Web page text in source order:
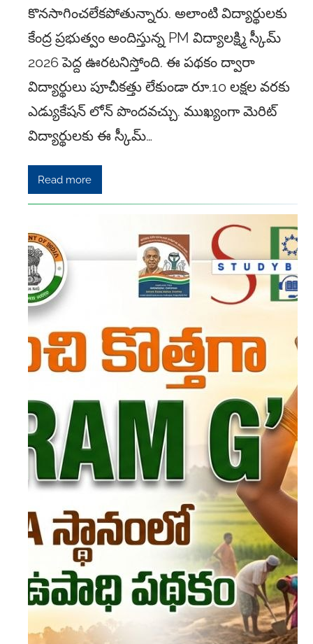
కొనసాగించలేకపోతున్నారు. అలాంటి విద్యార్థులకు
కేంద్ర ప్రభుత్వం అందిస్తున్న PM విద్యాలక్ష్మి స్కీమ్
2026 పెద్ద ఊరటనిస్తోంది. ఈ పథకం ద్వారా
విద్యార్థులు పూచీకత్తు లేకుండా రూ.10 లక్షల వరకు
ఎడ్యుకేషన్ లోన్ పొందవచ్చు. ముఖ్యంగా మెరిట్
విద్యార్థులకు ఈ స్కీమ్…
Read more